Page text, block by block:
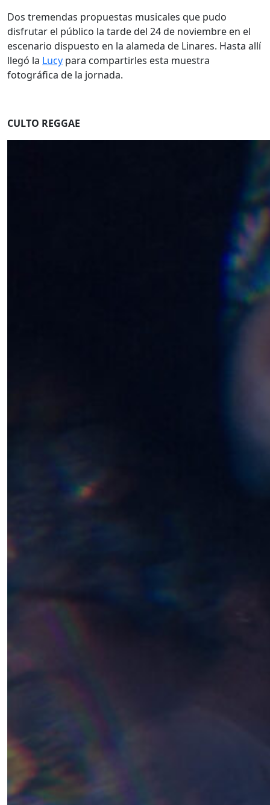
Dos tremendas propuestas musicales que pudo
disfrutar el público la tarde del 24 de noviembre en el
escenario dispuesto en la alameda de Linares. Hasta allí
llegó la Lucy para compartirles esta muestra
fotográfica de la jornada.
CULTO REGGAE